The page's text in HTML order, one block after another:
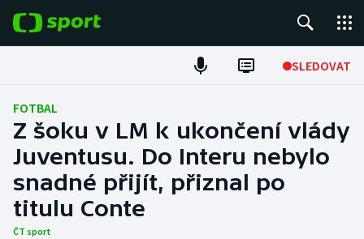
SLEDOVAT
Fotbal
Hokej
Tenis
Atletika
FOTBAL
Z šoku v LM k ukončení vlády
Juventusu. Do Interu nebylo
snadné přijít, přiznal po
titulu Conte
ČT sport